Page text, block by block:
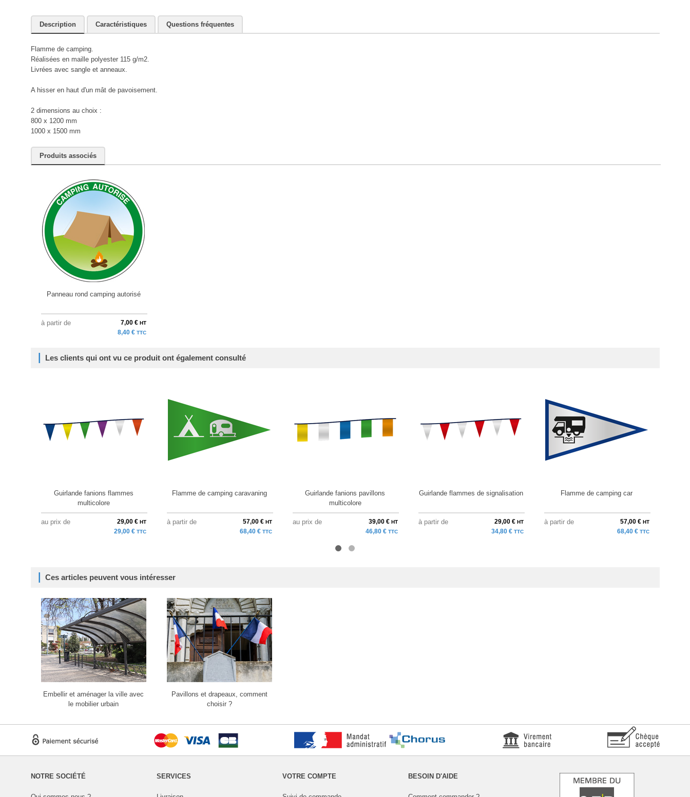
Description Caractéristiques Questions fréquentes
Flamme de camping.
Réalisées en maille polyester 115 g/m2.
Livrées avec sangle et anneaux.
A hisser en haut d'un mât de pavoisement.
2 dimensions au choix :
800 x 1200 mm
1000 x 1500 mm
Produits associés
Panneau rond camping autorisé
à partir de 7,00 € HT
8,40 € TTC
Les clients qui ont vu ce produit ont également consulté
Guirlande fanions flammes
multicolore
au prix de 29,00 € HT
29,00 € TTC
Flamme de camping caravaning
à partir de 57,00 € HT
68,40 € TTC
Guirlande fanions pavillons
multicolore
au prix de 39,00 € HT
46,80 € TTC
Guirlande flammes de signalisation
à partir de 29,00 € HT
34,80 € TTC
Flamme de camping car
à partir de 57,00 € HT
68,40 € TTC
Ces articles peuvent vous intéresser
Embellir et aménager la ville avec
le mobilier urbain
Pavillons et drapeaux, comment
choisir ?
NOTRE SOCIÉTÉ SERVICES VOTRE COMPTE BESOIN D'AIDE